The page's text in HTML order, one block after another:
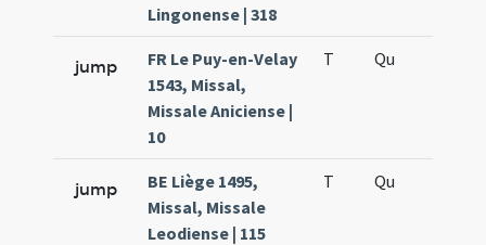
Lingonense | 318
jump
FR Le Puy-en-Velay
1543, Missal,
Missale Aniciense |
10
T Qu
jump
BE Liège 1495,
Missal, Missale
Leodiense | 115
T Qu